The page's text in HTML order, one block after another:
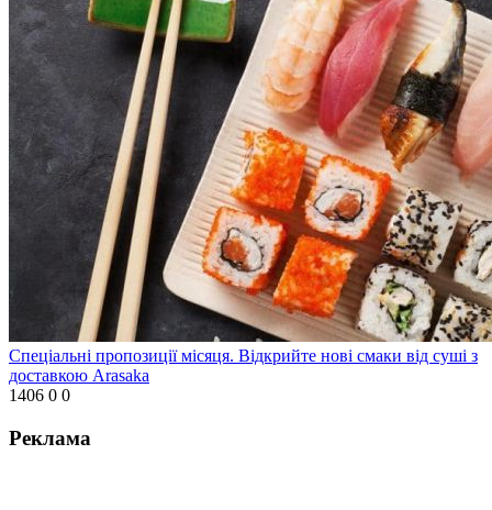
Спеціальні пропозиції місяця. Відкрийте нові смаки від суші з
доставкою Arasaka
1406 0 0
Реклама